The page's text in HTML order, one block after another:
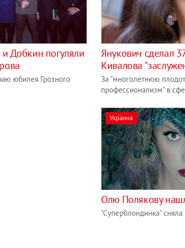
Добкин погуляли
юбилея Грозного
Янукович сделал
Кивалова
За "многолетнюю
профессионализм" в
Украина
Олю Полякову
"Суперблондинка"